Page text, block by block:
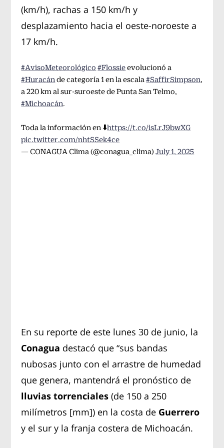
(km/h), rachas a 150 km/h y
desplazamiento hacia el oeste-noroeste a
17 km/h.
#AvisoMeteorológico #Flossieevolucionó a
#Huracán de categoría 1 en la escala#SaffirSimpson,
a 220 km al sur-suroeste de Punta San Telmo,
#Michoacán.
Toda la información en ⬇️https://t.co/isLrJ9bwXG
pic.twitter.com/nhtSSek4ce
— CONAGUA Clima (@conagua_clima)July 1, 2025
En su reporte de este lunes 30 de junio, la
Conagua destacó que “sus bandas
nubosas junto con el arrastre de humedad
que genera, mantendrá el pronóstico de
lluvias torrenciales(de 150 a 250
milímetros [mm]) en la costa de Guerrero
y el sur y la franja costera de Michoacán.